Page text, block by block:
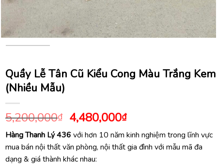
Quầy Lễ Tân Cũ Kiểu Cong Màu Trắng Kem
(Nhiều Mẫu)
5,200,000₫ Giá
gốc
là:
5,200,000₫.
4,480,000₫Giá
hiện
tại
là:
Hàng Thanh Lý 436 với hơn 10 năm kinh nghiệm trong lĩnh vực
mua bán nội thất văn phòng, nội thất gia đình với mẫu mã đa
dạng & giá thành khác nhau: